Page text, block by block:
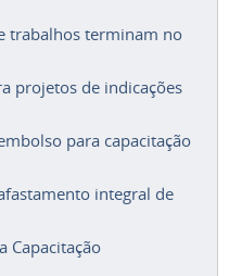
trabalhos terminam no
projetos de indicações
para capacitação
integral de
Capacitação